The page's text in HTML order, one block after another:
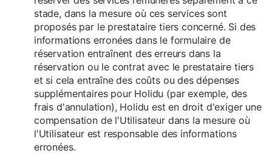
stade, dans la mesure où ces services sont
proposés par le prestataire tiers concerné. Si des
informations erronées dans le formulaire de
réservation entraînent des erreurs dans la
réservation ou le contrat avec le prestataire tiers
et si cela entraîne des coûts ou des dépenses
supplémentaires pour Holidu (par exemple, des
frais d'annulation), Holidu est en droit d'exiger une
compensation de l'Utilisateur dans la mesure où
l'Utilisateur est responsable des informations
erronées.